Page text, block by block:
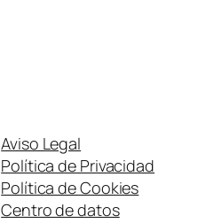
Aviso Legal
Política de Privacidad
Política de Cookies
Centro de datos